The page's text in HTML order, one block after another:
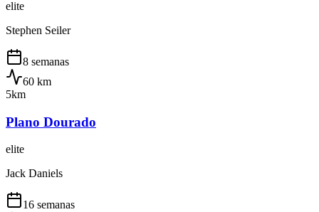
elite
Stephen Seiler
8 semanas
60 km
5km
Plano Dourado
elite
Jack Daniels
16 semanas